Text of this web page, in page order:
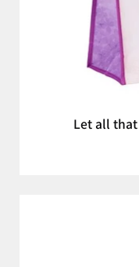
Let all